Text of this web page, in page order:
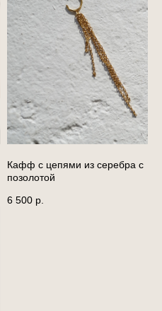
Кафф с цепями из серебра с
позолотой
6 500 р.